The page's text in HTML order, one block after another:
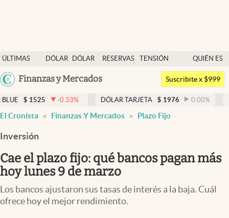
ÚLTIMAS
NOTICIAS
DÓLAR
DÓLAR
RESERVAS
TENSIÓN
GEOPOLÍTICA
QUIÉN ES
QUIÉN
Argentina
Uruguay
Finanzas y Mercados
Dólar
Members
Economía y Política
Finanzas y Mercados
Mercados Online
Negocios
Columnistas
Otras secciones
Suscribite x $999
-0.33% DÓLAR TARJETA $ 1976 0.00 % DÓLAR MEP
El Cronista Finanzas Y Mercados Plazo Fijo
Inversión
Cae el plazo fijo: qué bancos pagan más
hoy lunes 9 de marzo
Los bancos ajustaron sus tasas de interés a la baja. Cuál
ofrece hoy el mejor rendimiento.